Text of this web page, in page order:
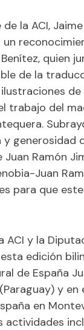
la ACI,
quien
de la
de
trabajo del
generosidad
Juan Ramón
Juan
para que
ACI y la
edición
de España
y en
en
actividades